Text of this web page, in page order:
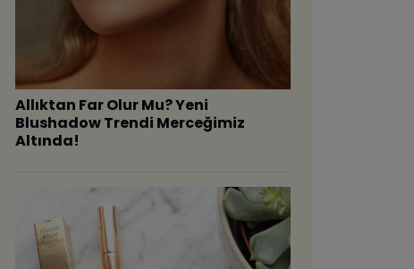
Allıktan Far Olur Mu? Yeni
Blushadow Trendi Merceğimiz
Altında!